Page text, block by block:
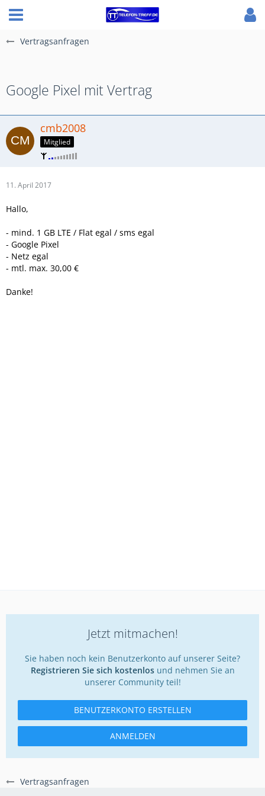
Vertragsanfragen
Vertragsanfragen
Google Pixel mit Vertrag
cmb2008
Mitglied
11. April 2017
Hallo,
- mind. 1 GB LTE / Flat egal / sms egal
- Google Pixel
- Netz egal
- mtl. max. 30,00 €
Danke!
Jetzt mitmachen!
Sie haben noch kein Benutzerkonto auf unserer Seite?
Registrieren Sie sich kostenlosund nehmen Sie an
unserer Community teil!
BENUTZERKONTO ERSTELLEN
ANMELDEN